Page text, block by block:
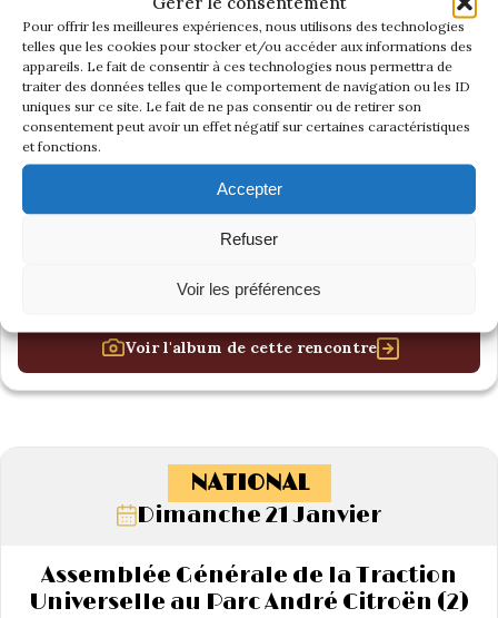
Pour offrir les meilleures expériences, nous utilisons des technologies
telles que les cookies pour stocker et/ou accéder aux informations des
appareils. Le fait de consentir à ces technologies nous permettra de
traiter des données telles que le comportement de navigation ou les ID
uniques sur ce site. Le fait de ne pas consentir ou de retirer son
consentement peut avoir un effet négatif sur certaines caractéristiques
et fonctions.
Accepter
Refuser
Voir les préférences
Voir l'album de cette rencontre
NATIONAL
Dimanche 21 Janvier
Assemblée Générale de la Traction
Universelle au Parc André Citroën (2)